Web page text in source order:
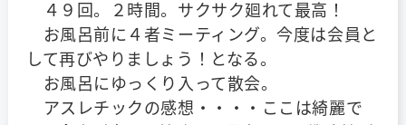
４９回。２時間。サクサク廻れて最高！
お風呂前に４者ミーティング。今度は会員と
して再びやりましょう！となる。
お風呂にゆっくり入って散会。
アスレチックの感想・・・・ここは綺麗で